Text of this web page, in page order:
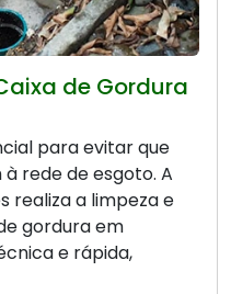
de Gordura
para evitar que
rede de esgoto. A
realiza a limpeza e
gordura em
e rápida,